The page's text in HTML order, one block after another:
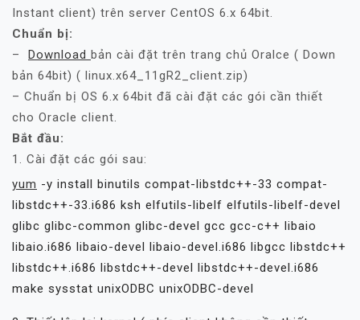
Instant client) trên server CentOS 6.x 64bit.
Chuẩn bị:
– Download bản cài đặt trên trang chủ Oralce ( Down
bản 64bit) ( linux.x64_11gR2_client.zip)
– Chuẩn bị OS 6.x 64bit đã cài đặt các gói cần thiết
cho Oracle client.
Bắt đầu:
1. Cài đặt các gói sau:
yum -y install binutils compat-libstdc++-33 compat-
libstdc++-33.i686 ksh elfutils-libelf elfutils-libelf-devel
glibc glibc-common glibc-devel gcc gcc-c++ libaio
libaio.i686 libaio-devel libaio-devel.i686 libgcc libstdc++
libstdc++.i686 libstdc++-devel libstdc++-devel.i686
make sysstat unixODBC unixODBC-devel